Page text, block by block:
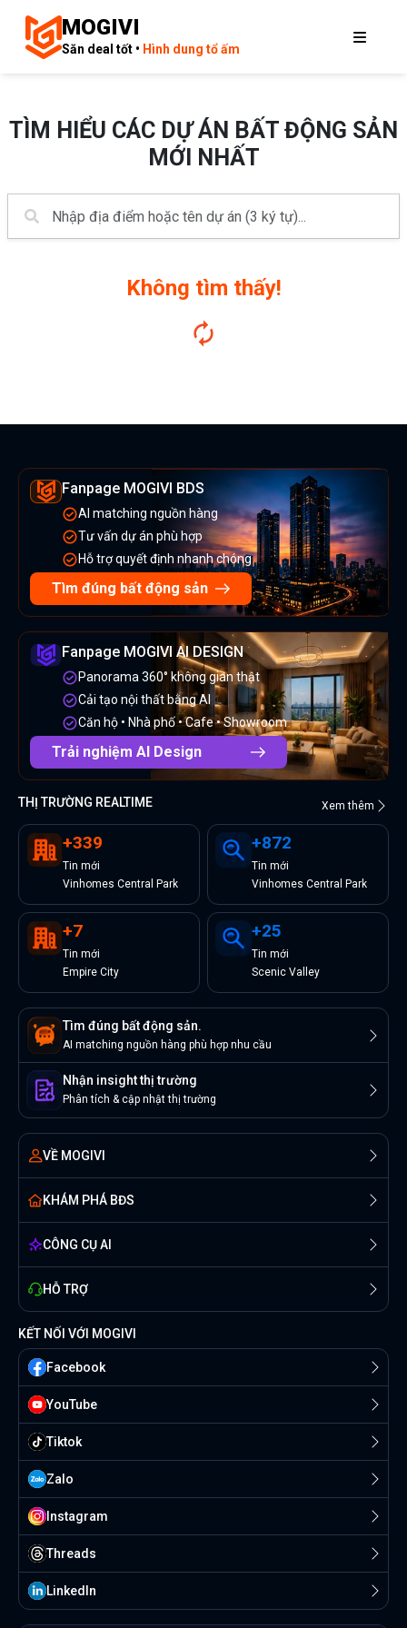
MOGIVI
Săn deal tốt • Hình dung tổ ấm
TÌM HIỂU CÁC DỰ ÁN BẤT ĐỘNG SẢN
MỚI NHẤT
Không tìm thấy!
Fanpage MOGIVI BDS
AI matching nguồn hàng
Tư vấn dự án phù hợp
Hỗ trợ quyết định nhanh chóng
Tìm đúng bất động sản
Fanpage MOGIVI AI DESIGN
Panorama 360° không gian thật
Cải tạo nội thất bằng AI
Căn hộ • Nhà phố • Cafe • Showroom
Trải nghiệm AI Design
THỊ TRƯỜNG REALTIME Xem thêm
+339
Tin mới
Vinhomes Central Park
+872
Tin mới
Vinhomes Central Park
+7
Tin mới
Empire City
+25
Tin mới
Scenic Valley
Tìm đúng bất động sản.
AI matching nguồn hàng phù hợp nhu cầu
Nhận insight thị trường
Phân tích & cập nhật thị trường
VỀ MOGIVI
KHÁM PHÁ BĐS
CÔNG CỤ AI
HỖ TRỢ
KẾT NỐI VỚI MOGIVI
Facebook
YouTube
Tiktok
Zalo
Instagram
Threads
Linkedln